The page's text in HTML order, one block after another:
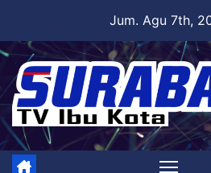
content
Jum. Agu 7th,